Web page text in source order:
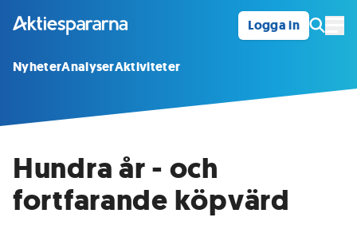
Logga in
NyheterAnalyserAktiviteter
Hundra år - och
fortfarande köpvärd